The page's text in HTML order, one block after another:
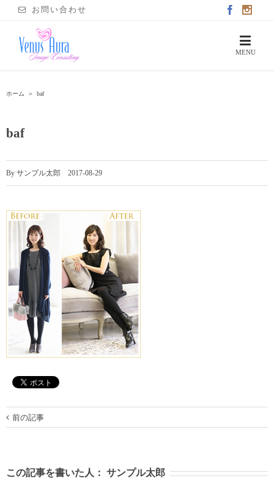
お問い合わせ
ホーム ＞ baf
baf
By サンプル太郎 2017-08-29
前の記事
この記事を書いた人： サンプル太郎